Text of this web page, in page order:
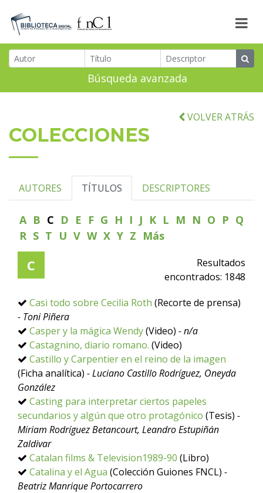
Búsqueda avanzada
VOLVER ATRÁS
COLECCIONES
AUTORES TÍTULOS DESCRIPTORES
A B C D E F G H I J K L M N O P Q
R S T U V W X Y Z Más
C
Resultados
encontrados: 1848
Casi todo sobre Cecilia Roth (Recorte de prensa)
- Toni Piñera
Casper y la mágica Wendy(Video) - n/a
Castagnino, diario romano. (Video)
Castillo y Carpentier en el reino de la imagen
(Ficha analítica) - Luciano Castillo Rodríguez, Oneyda
González
Casting para interpretar ciertos papeles
secundarios y algún que otro protagónico (Tesis) -
Miriam Rodríguez Betancourt, Leandro Estupiñán
Zaldivar
Catalan films & Television1989-90 (Libro)
Catalina y el Agua (Colección Guiones FNCL) -
Beatriz Manrique Portocarrero